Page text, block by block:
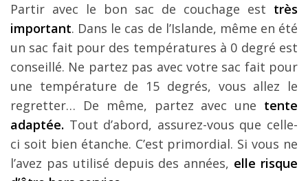
Partir avec le bon sac de couchage est très
important. Dans le cas de l’Islande, même en été
un sac fait pour des températures à 0 degré est
conseillé. Ne partez pas avec votre sac fait pour
une température de 15 degrés, vous allez le
regretter… De même, partez avec une tente
adaptée. Tout d’abord, assurez-vous que celle-
ci soit bien étanche. C’est primordial. Si vous ne
l’avez pas utilisé depuis des années, elle risque